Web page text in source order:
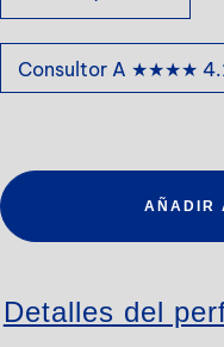
AÑADIR
Detalles del